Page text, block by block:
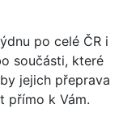
po celé ČR i
součásti, které
jejich přeprava
přímo k Vám.